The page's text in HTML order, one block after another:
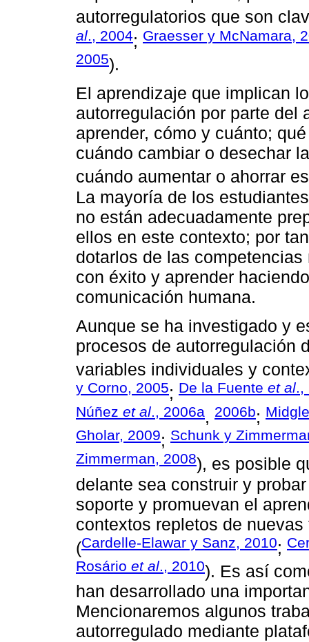
autorregulatorios que son
al ., 2004; Graesser y McNamara,
2005).
El aprendizaje que implican
autorregulación por parte del
aprender, cómo y cuánto;
cuándo cambiar o desechar
cuándo aumentar o ahorrar
La mayoría de los
no están adecuadamente
ellos en este contexto; por
dotarlos de las
con éxito y aprender
comunicación humana.
Aunque se ha investigado y
procesos de autorregulación
variables individuales y
y Corno, 2005; De la Fuente et al.,
Núñez et al ., 2006a, 2006b;
Gholar, 2009; Schunk y
Zimmerman, 2008), es posible
delante sea construir y
soporte y promuevan el
contextos repletos de
(Cardelle-Elawar y Sanz, 2010;
Rosário et al., 2010). Es así
han desarrollado una
Mencionaremos algunos
autorregulado mediante